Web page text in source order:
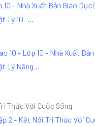
10 - Nhà Xuất Bản Giáo Dục(
Lý 10 -...
10 - Lớp 10 - Nhà Xuất
Lý Nâng...
Thức Với Cuộc Sống
2 - Kết Nối Tri Thức Với